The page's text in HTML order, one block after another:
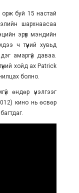
буй 15 настай
шархнаасаа
эрүүл мэндийн
ч түүний хувьд
амаргүй даваа.
хойд ах Patrick
болно.
өндөр үнэлгээг
кино нь өсвөр